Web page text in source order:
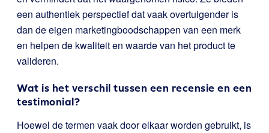
een authentiek perspectief dat vaak overtuigender is
dan de eigen marketingboodschappen van een merk
en helpen de kwaliteit en waarde van het product te
valideren.
Wat is het verschil tussen een recensie en een
testimonial?
Hoewel de termen vaak door elkaar worden gebruikt, is